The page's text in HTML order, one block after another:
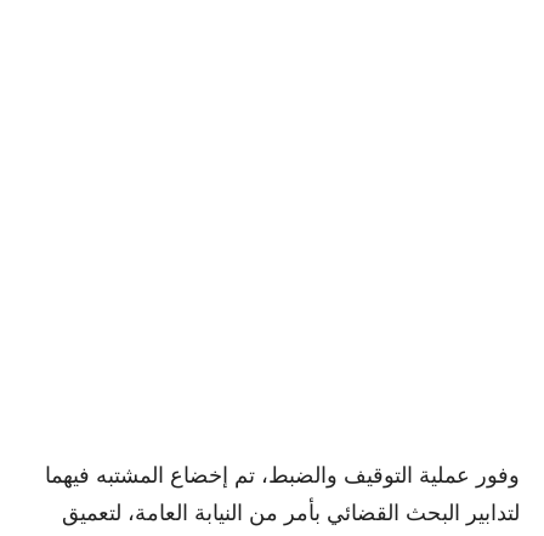
وفور عملية التوقيف والضبط، تم إخضاع المشتبه فيهما
لتدابير البحث القضائي بأمر من النيابة العامة، لتعميق